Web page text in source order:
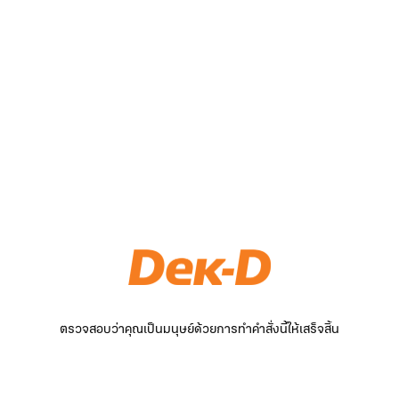
ตรวจสอบว่าคุณเป็นมนุษย์ด้วยการทำคำสั่งนี้ให้เสร็จสิ้น